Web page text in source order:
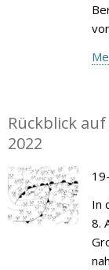
Rückblick
2022
In
8.